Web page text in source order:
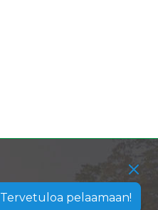
Tervetuloa pelaamaan!